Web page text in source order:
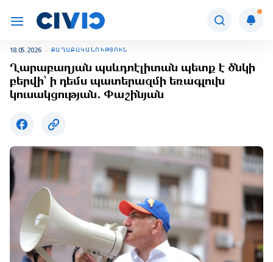
18.05.2026 ՔԱՂԱՔԱԿԱՆՈՒԹՅՈՒՆ
Ղարաբաղյան պսևդոէլիտան պետք է ծնկի
բերվի՝ ի դեմս պատերազմի եռագլուխ
կուսակցության․ Փաշինյան